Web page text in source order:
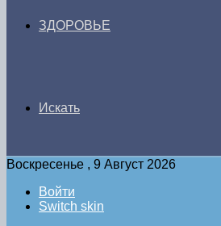
ЗДОРОВЬЕ
Искать
Воскресенье , 9 Август 2026
Войти
Switch skin